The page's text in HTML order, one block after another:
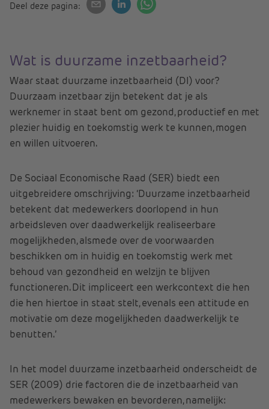
Deel deze pagina:
Wat is duurzame inzetbaarheid?
Waar staat duurzame inzetbaarheid (DI) voor?
Duurzaam inzetbaar zijn betekent dat je als
werknemer in staat bent om gezond, productief en met
plezier huidig en toekomstig werk te kunnen, mogen
en willen uitvoeren.
De Sociaal Economische Raad (SER) biedt een
uitgebreidere omschrijving: ‘Duurzame inzetbaarheid
betekent dat medewerkers doorlopend in hun
arbeidsleven over daadwerkelijk realiseerbare
mogelijkheden, alsmede over de voorwaarden
beschikken om in huidig en toekomstig werk met
behoud van gezondheid en welzijn te blijven
functioneren. Dit impliceert een werkcontext die hen
die hen hiertoe in staat stelt, evenals een attitude en
motivatie om deze mogelijkheden daadwerkelijk te
benutten.’
In het model duurzame inzetbaarheid onderscheidt de
SER (2009) drie factoren die de inzetbaarheid van
medewerkers bewaken en bevorderen, namelijk: